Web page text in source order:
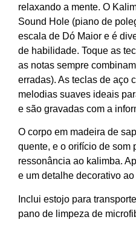
relaxando a mente. O
Sound Hole (piano de
escala de Dó Maior e é
de habilidade. Toque as
as notas sempre
erradas). As teclas de aço
melodias suaves ideais
e são gravadas com a
O corpo em madeira de
quente, e o orifício de som
ressonância ao kalimba.
e um detalhe decorativo
Inclui estojo para
pano de limpeza de